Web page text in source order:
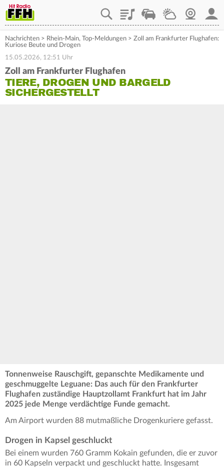
PlaylistStaupilotWetterWebcam
Nachrichten > Rhein-Main, Top-Meldungen > Zoll am Frankfurter Flughafen:
Kuriose Beute und Drogen
15.05.2026, 12:51 Uhr
Zoll am Frankfurter Flughafen
TIERE, DROGEN UND BARGELD
SICHERGESTELLT
Tonnenweise Rauschgift, gepanschte Medikamente und
geschmuggelte Leguane: Das auch für den Frankfurter
Flughafen zuständige Hauptzollamt Frankfurt hat im Jahr
2025 jede Menge verdächtige Funde gemacht.
Am Airport wurden 88 mutmaßliche Drogenkuriere gefasst.
Drogen in Kapsel geschluckt
Bei einem wurden 760 Gramm Kokain gefunden, die er zuvor
in 60 Kapseln verpackt und geschluckt hatte. Insgesamt